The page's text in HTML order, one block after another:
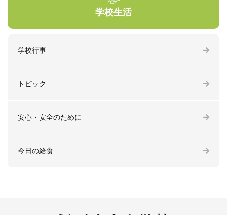
学校生活
学校行事
トピック
安心・安全のために
今日の給食